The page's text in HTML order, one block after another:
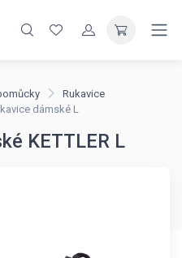
Rukavice
dámské L
KETTLER L